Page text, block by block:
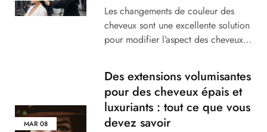
Les changements de couleur des
cheveux sont une excellente solution
pour modifier l’aspect des cheveux…
MAR08
Des extensions volumisantes
pour des cheveux épais et
luxuriants : tout ce que vous
devez savoir